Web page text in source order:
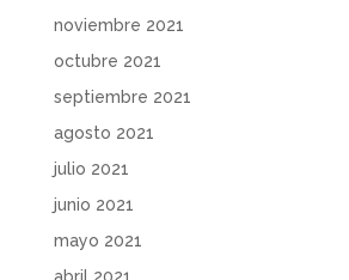
noviembre 2021
octubre 2021
septiembre 2021
agosto 2021
julio 2021
junio 2021
mayo 2021